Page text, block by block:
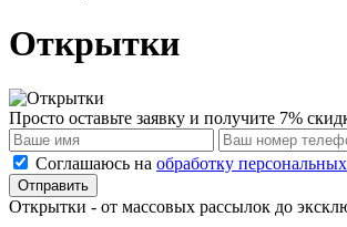
Открытки
Просто оставьте заявку и получите 7%
Соглашаюсь на обработку
Отправить
Открытки - от массовых рассылок до